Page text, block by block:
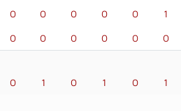
0 0 0 0 0 1
0 0 0 0 0 0
0 1 0 1 0 1